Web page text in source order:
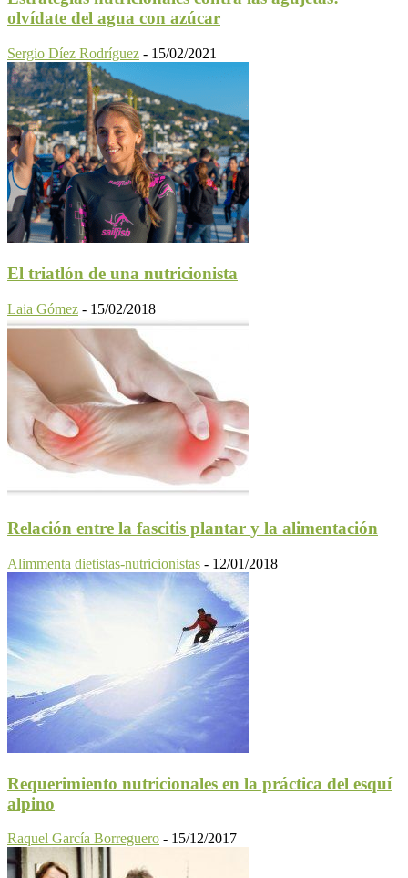
olvídate del agua con azúcar
Sergio Díez Rodríguez - 15/02/2021
El triatlón de una nutricionista
Laia Gómez - 15/02/2018
Relación entre la fascitis plantar y la alimentación
Alimmenta dietistas-nutricionistas - 12/01/2018
Requerimiento nutricionales en la práctica del esquí
alpino
Raquel García Borreguero - 15/12/2017